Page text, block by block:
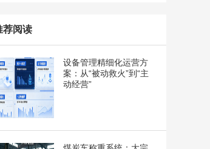
荐阅读
设备管理精细化运营方
案：从“被动救火”到“主
动经营”